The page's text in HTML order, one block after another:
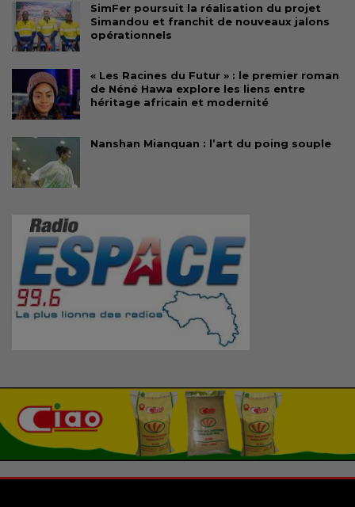
SimFer poursuit la réalisation du projet
Simandou et franchit de nouveaux jalons
opérationnels
« Les Racines du Futur » : le premier roman
de Néné Hawa explore les liens entre
héritage africain et modernité
Nanshan Mianquan : l’art du poing souple